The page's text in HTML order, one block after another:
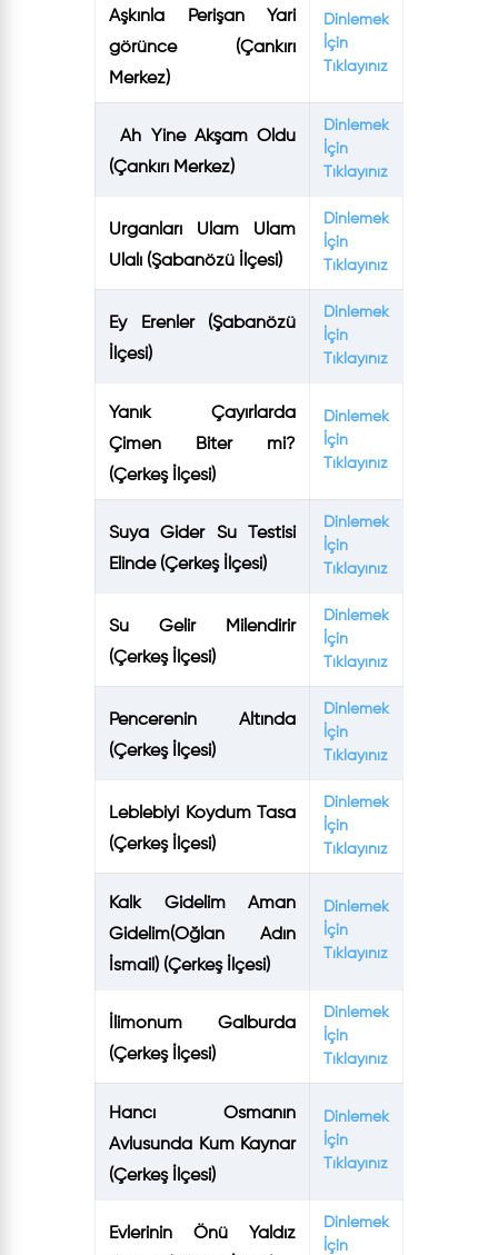
Aşkınla Perişan Yari
görünce (Çankırı
Merkez)
Dinlemek
İçin
Tıklayınız
Ah Yine Akşam Oldu
(Çankırı Merkez)
Dinlemek
İçin
Tıklayınız
Urganları Ulam Ulam
Ulalı (Şabanözü İlçesi)
Dinlemek
İçin
Tıklayınız
Ey Erenler (Şabanözü
İlçesi)
Dinlemek
İçin
Tıklayınız
Yanık Çayırlarda
Çimen Biter mi?
(Çerkeş İlçesi)
Dinlemek
İçin
Tıklayınız
Suya Gider Su Testisi
Elinde (Çerkeş İlçesi)
Dinlemek
İçin
Tıklayınız
Su Gelir Milendirir
(Çerkeş İlçesi)
Dinlemek
İçin
Tıklayınız
Pencerenin Altında
(Çerkeş İlçesi)
Dinlemek
İçin
Tıklayınız
Leblebiyi Koydum Tasa
(Çerkeş İlçesi)
Dinlemek
İçin
Tıklayınız
Kalk Gidelim Aman
Gidelim(Oğlan Adın
İsmail) (Çerkeş İlçesi)
Dinlemek
İçin
Tıklayınız
İlimonum Galburda
(Çerkeş İlçesi)
Dinlemek
İçin
Tıklayınız
Hancı Osmanın
Avlusunda Kum Kaynar
(Çerkeş İlçesi)
Dinlemek
İçin
Tıklayınız
Evlerinin Önü Yaldız
Dinlemek
İçin